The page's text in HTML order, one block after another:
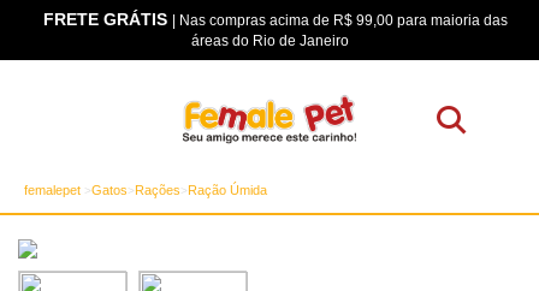
FRETE GRÁTIS | Nas compras acima de R$ 99,00 para maioria das
áreas do Rio de Janeiro
femalepet Gatos Rações Ração Úmida